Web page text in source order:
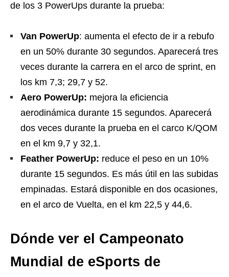
de los 3 PowerUps durante la prueba:
Van PowerUp: aumenta el efecto de ir a rebufo
en un 50% durante 30 segundos. Aparecerá tres
veces durante la carrera en el arco de sprint, en
los km 7,3; 29,7 y 52.
Aero PowerUp: mejora la eficiencia
aerodinámica durante 15 segundos. Aparecerá
dos veces durante la prueba en el carco K/QOM
en el km 9,7 y 32,1.
Feather PowerUp: reduce el peso en un 10%
durante 15 segundos. Es más útil en las subidas
empinadas. Estará disponible en dos ocasiones,
en el arco de Vuelta, en el km 22,5 y 44,6.
Dónde ver el Campeonato
Mundial de eSports de